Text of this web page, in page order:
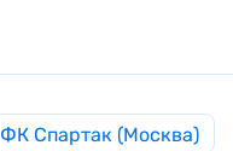
ФК Спартак (Москва)